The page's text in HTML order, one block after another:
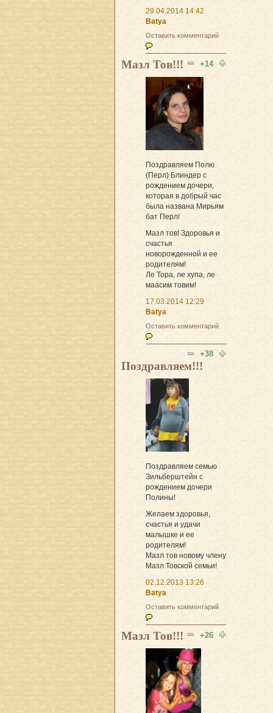
29.04.2014 14:42
Batya
Оставить комментарий
+14
Мазл Тов!!!
Поздравляем Полю
(Перл) Блиндер с
рождением дочери,
которая в добрый час
была названа Мирьям
бат Перл!
Мазл тов! Здоровья и
счастья
новорожденной и ее
родителям!
Ле Тора, ле хупа, ле
маасим товим!
17.03.2014 12:29
Batya
Оставить комментарий
+38
Поздравляем!!!
Поздравляем семью
Зильберштейн с
рождением дочери
Полины!
Желаем здоровья,
счастья и удачи
малышке и ее
родителям!
Мазл тов новому члену
Мазл Товской семьи!
02.12.2013 13:26
Batya
Оставить комментарий
+26
Мазл Тов!!!